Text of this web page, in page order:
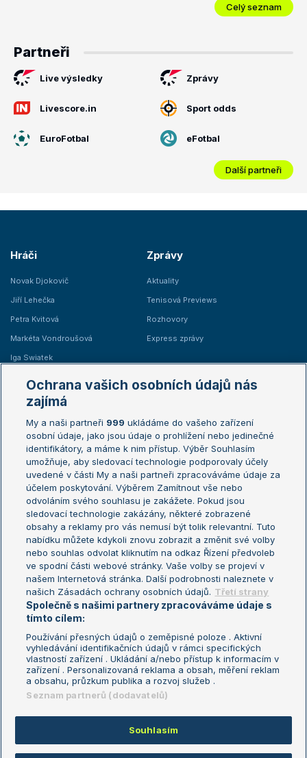
Celý seznam
Partneři
Live výsledky Zprávy
Livescore.in Sport odds
EuroFotbal eFotbal
Další partneři
Hráči
Novak Djokovič
Jiří Lehečka
Petra Kvitová
Markéta Vondroušová
Iga Swiatek
Zprávy
Aktuality
Tenisová Previews
Rozhovory
Express zprávy
Žebříčky
Žebříček ATP (muži)
Žebříček WTA (ženy)
Sázkařský žebříček
Australian Open
French Open
Wimbledon
US Open
Turnaj mistrů
Turnaj mistryň
Aktualní trendy
Fotbalové přestupy
Livesport Daily
LS Prague Open
Podmínky užití
Nastavení soukromí
GDPR a žurnalistika
Reklama
Kontakt
Informace o zpracování osobních
údajů
Copyright © 2008-2026 TenisPortal.cz. Využíváme zpravodajství ČTK.
Ochrana vašich osobních údajů nás
zajímá
My a naši partneři 999 ukládáme do vašeho zařízení
osobní údaje, jako jsou údaje o prohlížení nebo jedinečné
identifikátory, a máme k nim přístup. Výběr Souhlasím
umožňuje, aby sledovací technologie podporovaly účely
uvedené v části My a naši partneři zpracováváme údaje za
účelem poskytování. Výběrem Zamítnout vše nebo
odvoláním svého souhlasu je zakážete. Pokud jsou
sledovací technologie zakázány, některé zobrazené
obsahy a reklamy pro vás nemusí být tolik relevantní. Tuto
nabídku můžete kdykoli znovu zobrazit a změnit své volby
nebo souhlas odvolat kliknutím na odkaz Řízení předvoleb
ve spodní části webové stránky. Vaše volby se projeví v
našem Internetová stránka. Další podrobnosti naleznete v
našich Zásadách ochrany osobních údajů. Třetí strany
Společně s našimi partnery zpracováváme údaje s
tímto cílem:
Používání přesných údajů o zeměpisné poloze . Aktivní
vyhledávání identifikačních údajů v rámci specifických
vlastností zařízení . Ukládání a/nebo přístup k informacím v
zařízení . Personalizovaná reklama a obsah, měření reklam
a obsahu, průzkum publika a rozvoj služeb .
Seznam partnerů (dodavatelů)
Souhlasím